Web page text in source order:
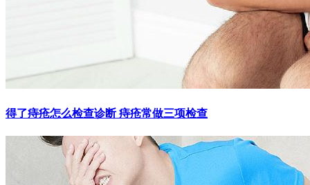
得了痔疮怎么检查诊断 痔疮常做三项检查